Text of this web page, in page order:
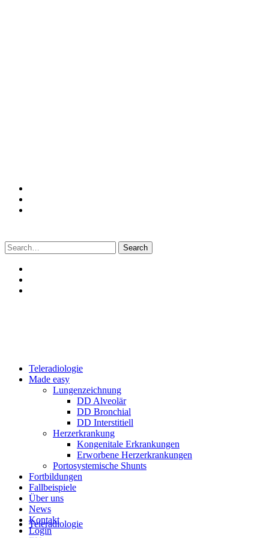
Search
for:
Teleradiologie
Teleradiologie
Made easy
Lungenzeichnung
DD Alveolär
DD Bronchial
DD Interstitiell
Herzerkrankung
Kongenitale Erkrankungen
Erworbene Herzerkrankungen
Portosystemische Shunts
Fortbildungen
Fallbeispiele
Über uns
News
Kontakt
Login